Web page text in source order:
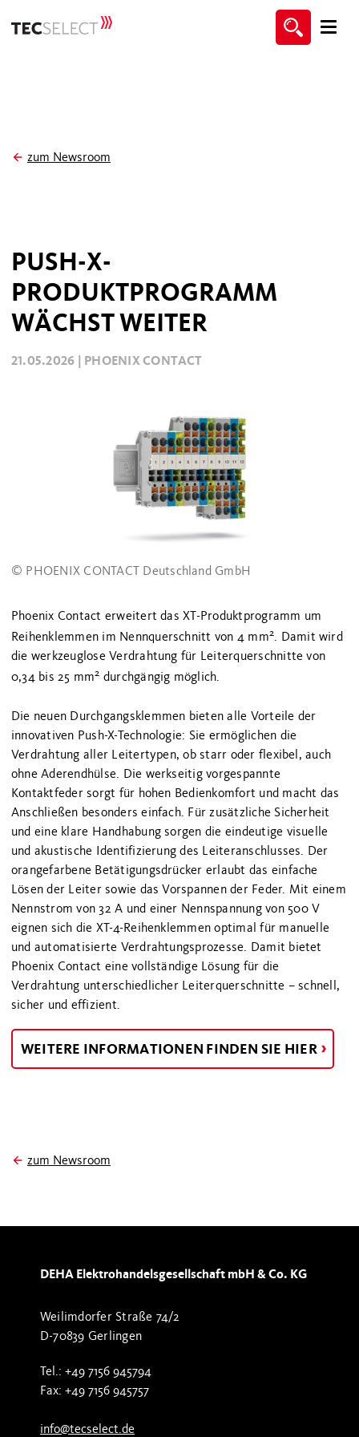
zum Newsroom
PUSH-X-
PRODUKTPROGRAMM
WÄCHST WEITER
21.05.2026 | PHOENIX CONTACT
© PHOENIX CONTACT Deutschland GmbH
Phoenix Contact erweitert das XT-Produktprogramm um
Reihenklemmen im Nennquerschnitt von 4 mm2. Damit wird
die werkzeuglose Verdrahtung für Leiterquerschnitte von
0,34 bis 25 mm2 durchgängig möglich.
Die neuen Durchgangsklemmen bieten alle Vorteile der
innovativen Push-X-Technologie: Sie ermöglichen die
Verdrahtung aller Leitertypen, ob starr oder flexibel, auch
ohne Aderendhülse. Die werkseitig vorgespannte
Kontaktfeder sorgt für hohen Bedienkomfort und macht das
Anschließen besonders einfach. Für zusätzliche Sicherheit
und eine klare Handhabung sorgen die eindeutige visuelle
und akustische Identifizierung des Leiteranschlusses. Der
orangefarbene Betätigungsdrücker erlaubt das einfache
Lösen der Leiter sowie das Vorspannen der Feder. Mit einem
Nennstrom von 32 A und einer Nennspannung von 500 V
eignen sich die XT-4-Reihenklemmen optimal für manuelle
und automatisierte Verdrahtungsprozesse. Damit bietet
Phoenix Contact eine vollständige Lösung für die
Verdrahtung unterschiedlicher Leiterquerschnitte – schnell,
sicher und effizient.
WEITERE INFORMATIONEN FINDEN SIE HIER
zum Newsroom
DEHA Elektrohandelsgesellschaft mbH & Co. KG
Weilimdorfer Straße 74/2
D-70839 Gerlingen
Tel.: +49 7156 945794
Fax: +49 7156 945757
info@tecselect.de